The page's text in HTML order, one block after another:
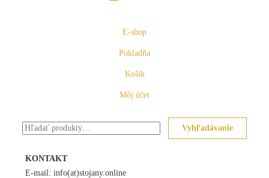
E-shop
Pokladňa
Košík
Môj účet
Hľadať: Vyhľadávanie
KONTAKT
E-mail: info(at)stojany.online